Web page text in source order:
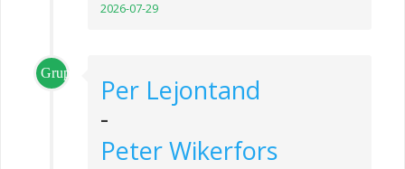
2026-07-29
Grupp_2
Per Lejontand
-
Peter Wikerfors